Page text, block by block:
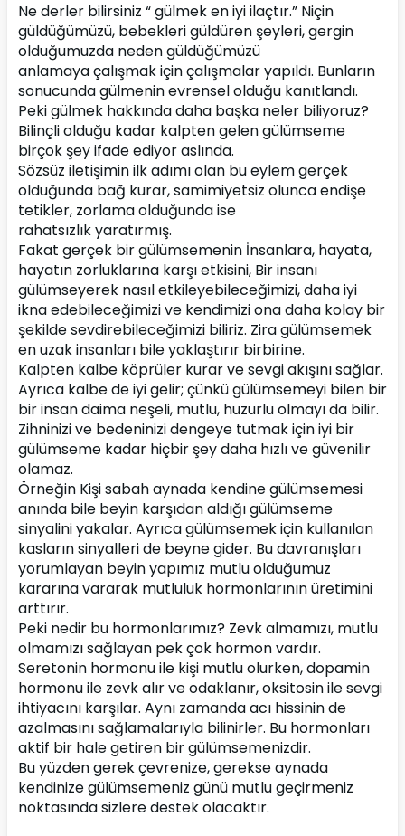
Ne derler bilirsiniz “ gülmek en iyi ilaçtır.” Niçin
güldüğümüzü, bebekleri güldüren şeyleri, gergin
olduğumuzda neden güldüğümüzü
anlamaya çalışmak için çalışmalar yapıldı. Bunların
sonucunda gülmenin evrensel olduğu kanıtlandı.
Peki gülmek hakkında daha başka neler biliyoruz?
Bilinçli olduğu kadar kalpten gelen gülümseme
birçok şey ifade ediyor aslında.
Sözsüz iletişimin ilk adımı olan bu eylem gerçek
olduğunda bağ kurar, samimiyetsiz olunca endişe
tetikler, zorlama olduğunda ise
rahatsızlık yaratırmış.
Fakat gerçek bir gülümsemenin İnsanlara, hayata,
hayatın zorluklarına karşı etkisini, Bir insanı
gülümseyerek nasıl etkileyebileceğimizi, daha iyi
ikna edebileceğimizi ve kendimizi ona daha kolay bir
şekilde sevdirebileceğimizi biliriz. Zira gülümsemek
en uzak insanları bile yaklaştırır birbirine.
Kalpten kalbe köprüler kurar ve sevgi akışını sağlar.
Ayrıca kalbe de iyi gelir; çünkü gülümsemeyi bilen bir
bir insan daima neşeli, mutlu, huzurlu olmayı da bilir.
Zihninizi ve bedeninizi dengeye tutmak için iyi bir
gülümseme kadar hiçbir şey daha hızlı ve güvenilir
olamaz.
Örneğin Kişi sabah aynada kendine gülümsemesi
anında bile beyin karşıdan aldığı gülümseme
sinyalini yakalar. Ayrıca gülümsemek için kullanılan
kasların sinyalleri de beyne gider. Bu davranışları
yorumlayan beyin yapımız mutlu olduğumuz
kararına vararak mutluluk hormonlarının üretimini
arttırır.
Peki nedir bu hormonlarımız? Zevk almamızı, mutlu
olmamızı sağlayan pek çok hormon vardır.
Seretonin hormonu ile kişi mutlu olurken, dopamin
hormonu ile zevk alır ve odaklanır, oksitosin ile sevgi
ihtiyacını karşılar. Aynı zamanda acı hissinin de
azalmasını sağlamalarıyla bilinirler. Bu hormonları
aktif bir hale getiren bir gülümsemenizdir.
Bu yüzden gerek çevrenize, gerekse aynada
kendinize gülümsemeniz günü mutlu geçirmeniz
noktasında sizlere destek olacaktır.